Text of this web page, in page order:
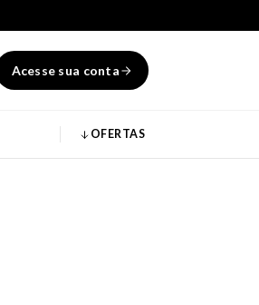
Acesse sua conta
OFERTAS